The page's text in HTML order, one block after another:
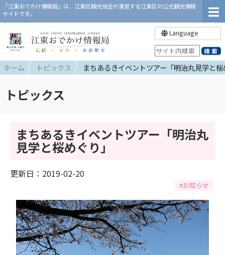
「江東おでかけ情報局」は、江東区観光協会が運営する江東区の公式観光情報
サイトです。
Language
ホーム トピックス まちあるきイベントツアー「明治丸見学と
トピックス
まちあるきイベントツアー「明治丸
見学と桜めぐり」
更新日：2019-02-20
#お知らせ